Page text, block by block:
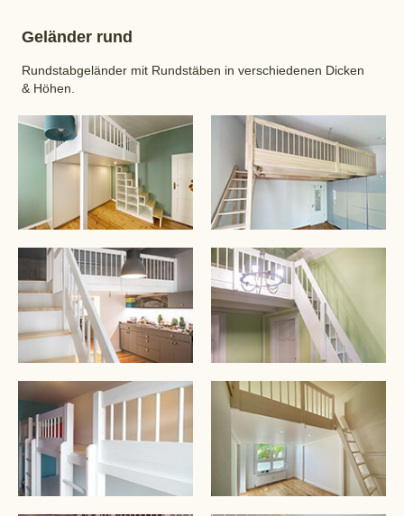
Geländer rund
Rundstabgeländer mit Rundstäben in verschiedenen Dicken
& Höhen.